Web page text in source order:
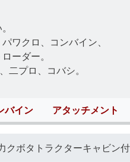
ワクロ、コンバイン、
ーダー。
二プロ、コバシ。
バイン アタッチメント
クボタトラクターキャビン付